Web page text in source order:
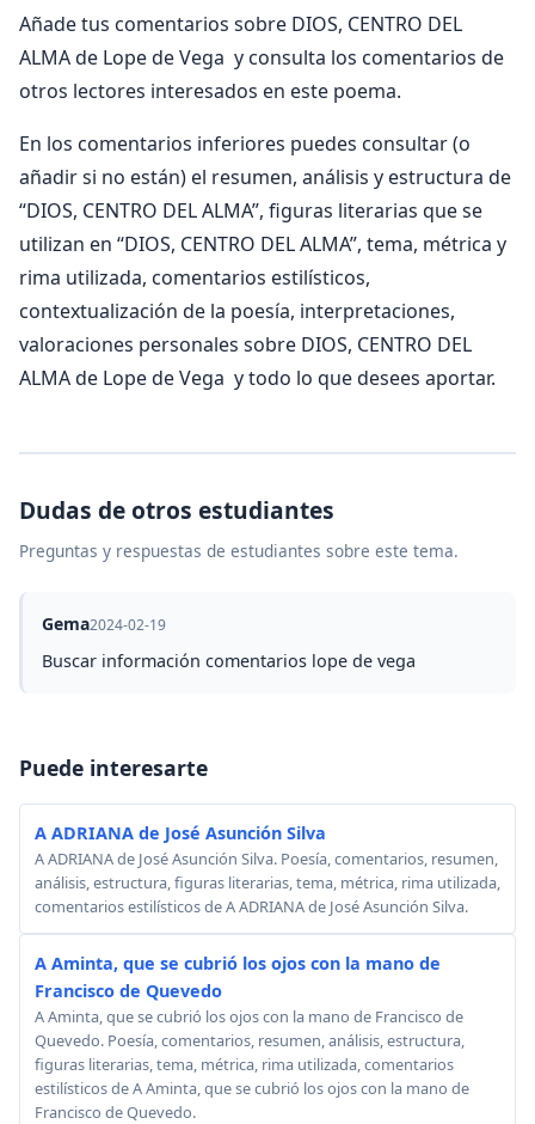
Añade tus comentarios sobre DIOS, CENTRO DEL
ALMA de Lope de Vega y consulta los comentarios de
otros lectores interesados en este poema.
En los comentarios inferiores puedes consultar (o
añadir si no están) el resumen, análisis y estructura de
“DIOS, CENTRO DEL ALMA”, figuras literarias que se
utilizan en “DIOS, CENTRO DEL ALMA”, tema, métrica y
rima utilizada, comentarios estilísticos,
contextualización de la poesía, interpretaciones,
valoraciones personales sobre DIOS, CENTRO DEL
ALMA de Lope de Vega y todo lo que desees aportar.
Dudas de otros estudiantes
Preguntas y respuestas de estudiantes sobre este tema.
Gema2024-02-19
Buscar información comentarios lope de vega
Puede interesarte
A ADRIANA de José Asunción Silva
A ADRIANA de José Asunción Silva. Poesía, comentarios, resumen,
análisis, estructura, figuras literarias, tema, métrica, rima utilizada,
comentarios estilísticos de A ADRIANA de José Asunción Silva.
A Aminta, que se cubrió los ojos con la mano de
Francisco de Quevedo
A Aminta, que se cubrió los ojos con la mano de Francisco de
Quevedo. Poesía, comentarios, resumen, análisis, estructura,
figuras literarias, tema, métrica, rima utilizada, comentarios
estilísticos de A Aminta, que se cubrió los ojos con la mano de
Francisco de Quevedo.